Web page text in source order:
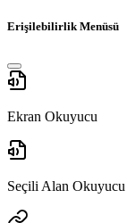
Erişilebilirlik Menüsü
Ekran Okuyucu
Seçili Alan Okuyucu